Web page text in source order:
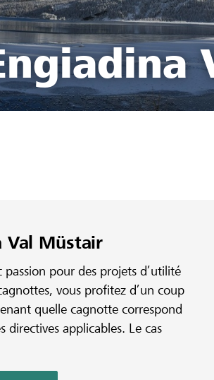
Val Müstair
pour des projets d’utilité
vous profitez d’un coup
quelle cagnotte correspond
applicables. Le cas